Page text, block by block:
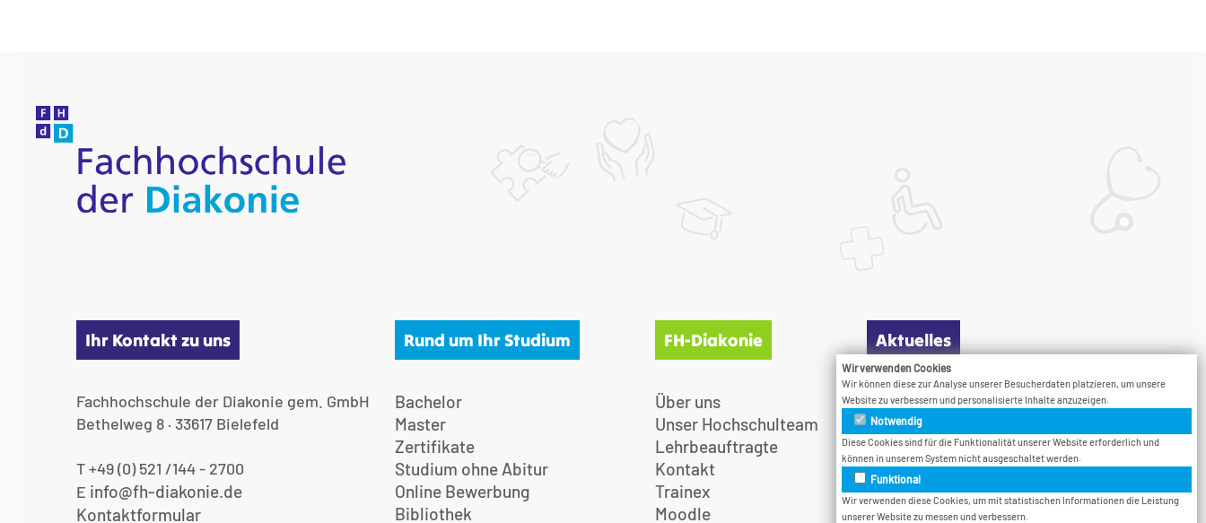
Ihr Kontakt zu uns
Fachhochschule der Diakonie gem. GmbH
Bethelweg 8 · 33617 Bielefeld
T +49 (0) 521 /144 - 2700
E info@fh-diakonie.de
Kontaktformular
Rund um Ihr Studium
Bachelor
Master
Zertifikate
Studium ohne Abitur
Online Bewerbung
Bibliothek
FH-Diakonie
Über uns
Unser Hochschulteam
Lehrbeauftragte
Kontakt
Trainex
Moodle
Aktuelles
Infotage
Vodcast
Veranstaltungen
Bethel.Jetzt
Wir verwenden Cookies
Wir können diese zur Analyse unserer Besucherdaten platzieren, um unsere
Website zu verbessern und personalisierte Inhalte anzuzeigen.
Notwendig
Diese Cookies sind für die Funktionalität unserer Website erforderlich und
können in unserem System nicht ausgeschaltet werden.
Funktional
Wir verwenden diese Cookies, um mit statistischen Informationen die Leistung
unserer Website zu messen und verbessern.